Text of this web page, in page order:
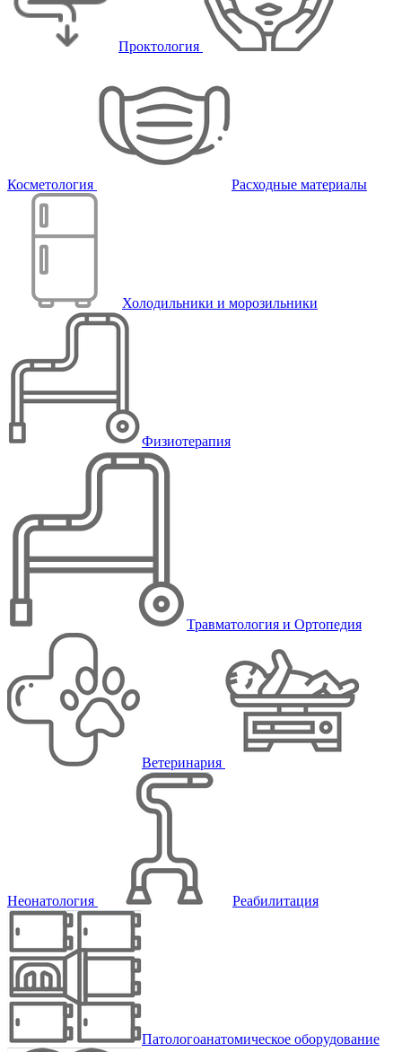
Проктология
Косметология Расходные материалы
Холодильники и морозильники
Физиотерапия
Травматология и Ортопедия
Ветеринария
Неонатология Реабилитация
Патологоанатомическое оборудование